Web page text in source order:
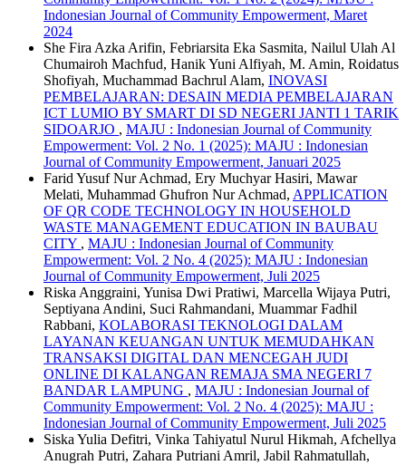
Indonesian Journal of Community Empowerment, Maret
2024
She Fira Azka Arifin, Febriarsita Eka Sasmita, Nailul Ulah Al
Chumairoh Machfud, Hanik Yuni Alfiyah, M. Amin, Roidatus
Shofiyah, Muchammad Bachrul Alam, INOVASI
PEMBELAJARAN: DESAIN MEDIA PEMBELAJARAN
ICT LUMIO BY SMART DI SD NEGERI JANTI 1 TARIK
SIDOARJO , MAJU : Indonesian Journal of Community
Empowerment: Vol. 2 No. 1 (2025): MAJU : Indonesian
Journal of Community Empowerment, Januari 2025
Farid Yusuf Nur Achmad, Ery Muchyar Hasiri, Mawar
Melati, Muhammad Ghufron Nur Achmad, APPLICATION
OF QR CODE TECHNOLOGY IN HOUSEHOLD
WASTE MANAGEMENT EDUCATION IN BAUBAU
CITY , MAJU : Indonesian Journal of Community
Empowerment: Vol. 2 No. 4 (2025): MAJU : Indonesian
Journal of Community Empowerment, Juli 2025
Riska Anggraini, Yunisa Dwi Pratiwi, Marcella Wijaya Putri,
Septiyana Andini, Suci Rahmandani, Muammar Fadhil
Rabbani, KOLABORASI TEKNOLOGI DALAM
LAYANAN KEUANGAN UNTUK MEMUDAHKAN
TRANSAKSI DIGITAL DAN MENCEGAH JUDI
ONLINE DI KALANGAN REMAJA SMA NEGERI 7
BANDAR LAMPUNG , MAJU : Indonesian Journal of
Community Empowerment: Vol. 2 No. 4 (2025): MAJU :
Indonesian Journal of Community Empowerment, Juli 2025
Siska Yulia Defitri, Vinka Tahiyatul Nurul Hikmah, Afchellya
Anugrah Putri, Zahara Putriani Amril, Jabil Rahmatullah,